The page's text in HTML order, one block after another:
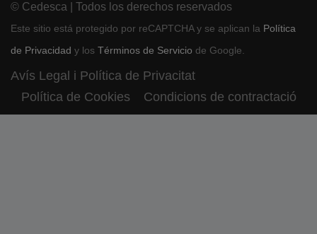
© Cedesca | Todos los derechos reservados
Este sitio está protegido por reCAPTCHA y se aplican la Política
de Privacidad y los Términos de Servicio de Google.
Avís Legal i Política de Privacitat
Política de Cookies
Condicions de contractació